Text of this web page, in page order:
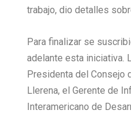
trabajo, dio detalles
Para finalizar se
adelante esta iniciativa.
Presidenta del Consejo
Llerena, el Gerente de
Interamericano de